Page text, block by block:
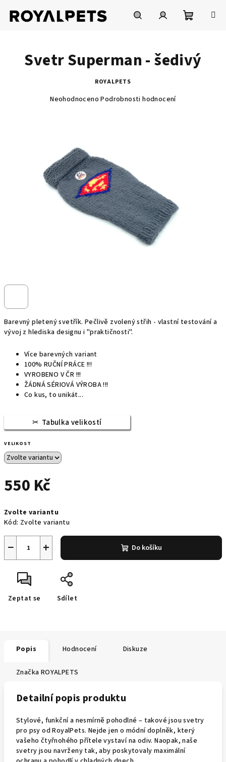
obsah
košík
Barevný pletený svetřík. Pečlivě zvolený střih - vlastní testování a
vývoj z hlediska designu i "praktičnosti".
Více barevných variant
100% RUČNÍ PRÁCE !!!
VYROBENO V ČR !!!
ŽÁDNÁ SÉRIOVÁ VÝROBA !!!
Co kus, to unikát...
Tabulka velikostí
VELIKOST
550 Kč
cena:
Zvolte variantu
Kód: Zvolte variantu
+
− Do košíku
Zeptat se Sdílet
Svetr Superman - šedivý
ROYALPETS
Neohodnoceno Podrobnosti hodnocení
Popis Hodnocení Diskuze
Značka ROYALPETS
Detailní popis produktu
Stylové, funkční a nesmírně pohodlné – takové jsou svetry
pro psy od RoyalPets. Nejde jen o módní doplněk, který
vašeho čtyřnohého přítele vystaví na odiv. Naopak, naše
svetry jsou navrženy tak, aby poskytovaly maximální